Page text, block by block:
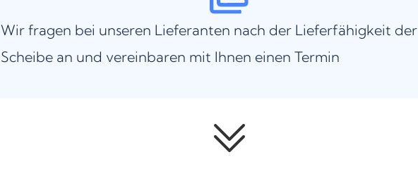
Wir fragen bei unseren Lieferanten nach der Lieferfähigkeit der
Scheibe an und vereinbaren mit Ihnen einen Termin